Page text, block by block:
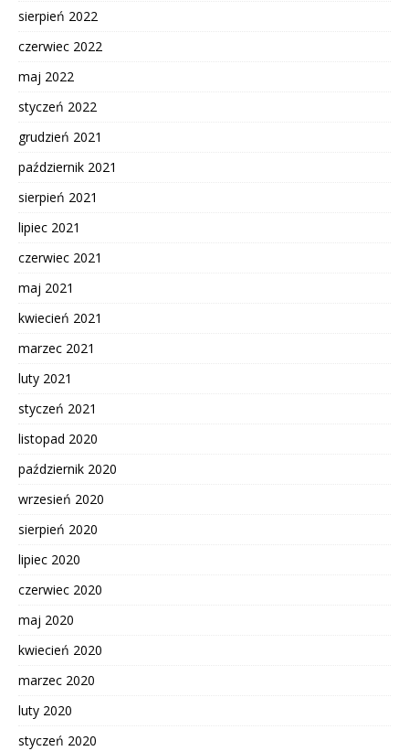
sierpień 2022
czerwiec 2022
maj 2022
styczeń 2022
grudzień 2021
październik 2021
sierpień 2021
lipiec 2021
czerwiec 2021
maj 2021
kwiecień 2021
marzec 2021
luty 2021
styczeń 2021
listopad 2020
październik 2020
wrzesień 2020
sierpień 2020
lipiec 2020
czerwiec 2020
maj 2020
kwiecień 2020
marzec 2020
luty 2020
styczeń 2020